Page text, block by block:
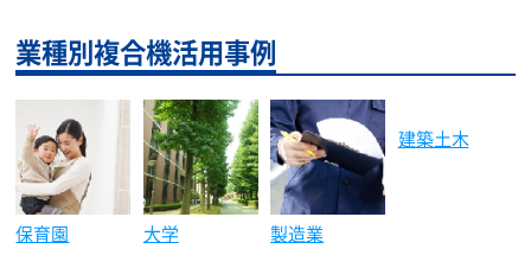
業種別複合機活用事例
保育園 大学 製造業